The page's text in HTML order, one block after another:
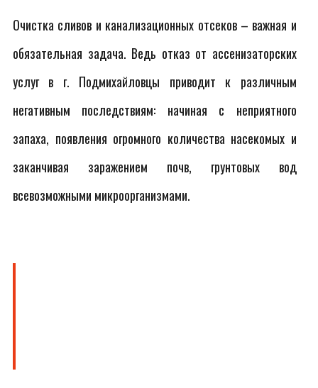
Очистка сливов и канализационных отсеков – важная и
обязательная задача. Ведь отказ от ассенизаторских
услуг в г. Подмихайловцы приводит к различным
негативным последствиям: начиная с неприятного
запаха, появления огромного количества насекомых и
заканчивая заражением почв, грунтовых вод
всевозможными микроорганизмами.